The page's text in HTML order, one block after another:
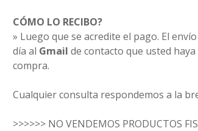
CÓMO LO RECIBO?
» Luego que se acredite el pago. El
día al Gmail de contacto que usted
compra.
Cualquier consulta respondemos a la
>>>>>> NO VENDEMOS PRODUCTOS